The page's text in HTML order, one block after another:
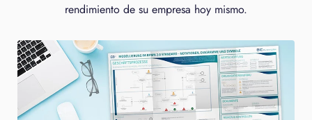
rendimiento de su empresa hoy mismo.